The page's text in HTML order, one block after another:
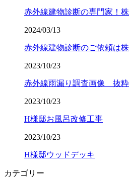
赤外線建物診断の専門家！
2024/03/13
赤外線建物診断のご依頼は株
2023/10/23
赤外線雨漏り調査画像 抜粋
2023/10/23
H様邸お風呂改修工事
2023/10/23
H様邸ウッドデッキ
カテゴリー